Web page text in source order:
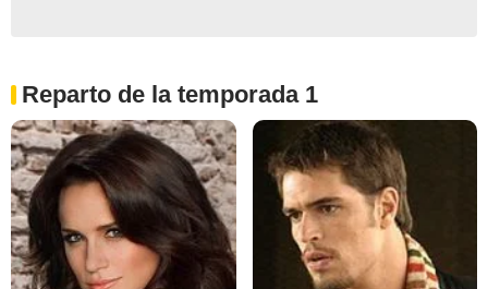
Reparto de la temporada 1